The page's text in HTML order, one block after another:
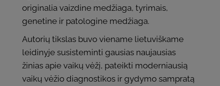
originalia vaizdine medžiaga, tyrimais,
genetine ir patologine medžiaga.
Autorių tikslas buvo viename lietuviškame
leidinyje susisteminti gausias naujausias
žinias apie vaikų vėžį, pateikti moderniausią
vaikų vėžio diagnostikos ir gydymo sampratą